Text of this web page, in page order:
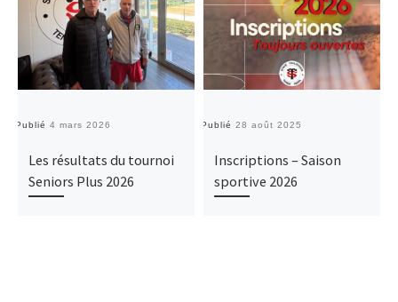
Publié 4 mars 2026
Les résultats du tournoi
Seniors Plus 2026
Publié 28 août 2025
Inscriptions – Saison
sportive 2026